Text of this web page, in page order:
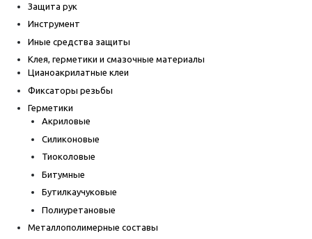
Защита рук
Инструмент
Иные средства защиты
Клея, герметики и смазочные материалы
Цианоакрилатные клеи
Фиксаторы резьбы
Герметики
Акриловые
Силиконовые
Тиоколовые
Битумные
Бутилкаучуковые
Полиуретановые
Металлополимерные составы